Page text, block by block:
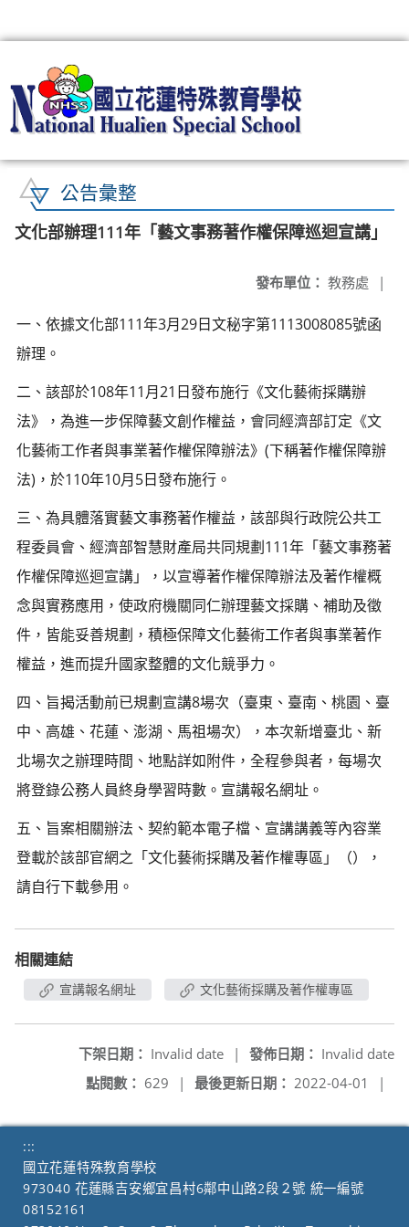
公告彙整
文化部辦理111年「藝文事務著作權保障巡迴宣講」
發布單位： 教務處 |
一、依據文化部111年3月29日文秘字第1113008085號函
辦理。
二、該部於108年11月21日發布施行《文化藝術採購辦
法》，為進一步保障藝文創作權益，會同經濟部訂定《文
化藝術工作者與事業著作權保障辦法》(下稱著作權保障辦
法)，於110年10月5日發布施行。
三、為具體落實藝文事務著作權益，該部與行政院公共工
程委員會、經濟部智慧財產局共同規劃111年「藝文事務著
作權保障巡迴宣講」，以宣導著作權保障辦法及著作權概
念與實務應用，使政府機關同仁辦理藝文採購、補助及徵
件，皆能妥善規劃，積極保障文化藝術工作者與事業著作
權益，進而提升國家整體的文化競爭力。
四、旨揭活動前已規劃宣講8場次（臺東、臺南、桃園、臺
中、高雄、花蓮、澎湖、馬祖場次），本次新增臺北、新
北場次之辦理時間、地點詳如附件，全程參與者，每場次
將登錄公務人員終身學習時數。宣講報名網址。
五、旨案相關辦法、契約範本電子檔、宣講講義等內容業
登載於該部官網之「文化藝術採購及著作權專區」（），
請自行下載參用。
相關連結
宣講報名網址 文化藝術採購及著作權專區
發佈日期： Invalid date
下架日期： Invalid date
|
最後更新日期： 2022-04-01 |
點閱數： 629 |
:::
國立花蓮特殊教育學校
973040 花蓮縣吉安鄉宜昌村6鄰中山路2段２號 統一編號
08152161